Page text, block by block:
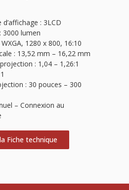
: 3LCD
3000 lumen
1280 x 800, 16:10
: 13,52 mm – 16,22 mm
: 1,04 – 1,26:1
: 30 pouces – 300
– Connexion au
Fiche technique